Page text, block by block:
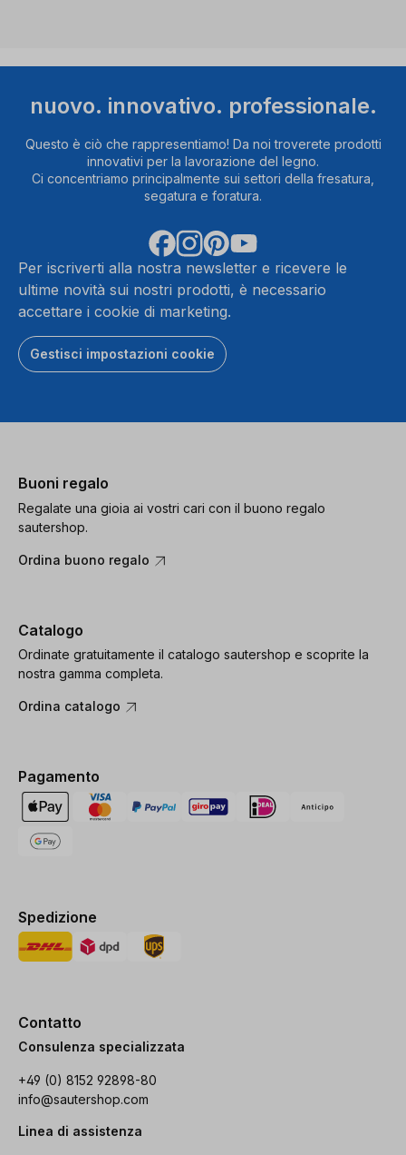
nuovo. innovativo. professionale.
Questo è ciò che rappresentiamo! Da noi troverete prodotti
innovativi per la lavorazione del legno.
Ci concentriamo principalmente sui settori della fresatura,
segatura e foratura.
Per iscriverti alla nostra newsletter e ricevere le
ultime novità sui nostri prodotti, è necessario
accettare i cookie di marketing.
Gestisci impostazioni cookie
Buoni regalo
Regalate una gioia ai vostri cari con il buono regalo
sautershop.
Ordina buono regalo
Catalogo
Ordinate gratuitamente il catalogo sautershop e scoprite la
nostra gamma completa.
Ordina catalogo
Pagamento
Spedizione
Contatto
Consulenza specializzata
+49 (0) 8152 92898-80
info@sautershop.com
Linea di assistenza